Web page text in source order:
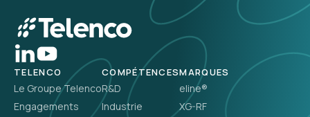
TELENCO
Le Groupe Telenco
Engagements
COMPÉTENCES
R&D
Industrie
MARQUES
eline®
XG-RF